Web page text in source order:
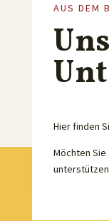
AUS DEM
Hier finden
Möchten